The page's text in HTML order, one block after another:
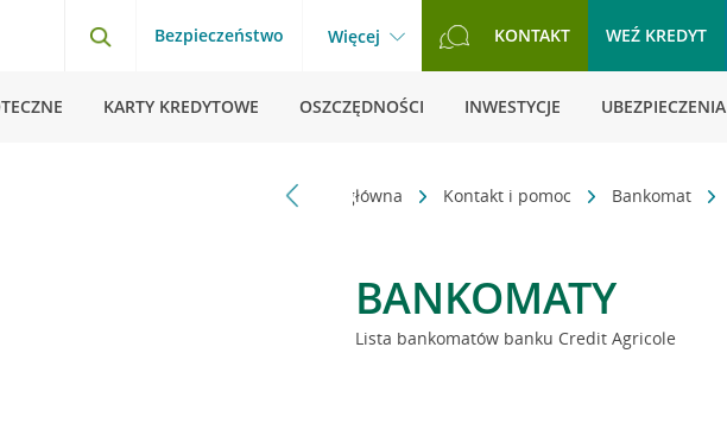
Bezpieczeństwo Więcej KONTAKT WEŹ KREDYT
KARTY KREDYTOWE OSZCZĘDNOŚCI INWESTYCJE UBEZPIECZENIA
Strona główna Kontakt i pomoc Bankomat
BANKOMATY
Lista bankomatów banku Credit Agricole